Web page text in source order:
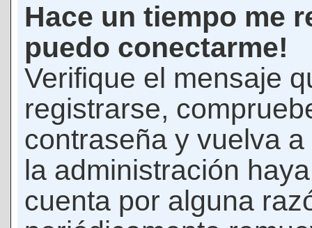
Hace un tiempo me
puedo conectarme!
Verifique el mensaje
registrarse,
contraseña y vuelva
la administración
cuenta por alguna